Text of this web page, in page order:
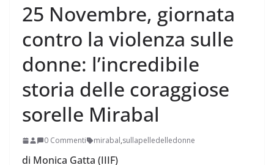
25 Novembre, giornata
contro la violenza sulle
donne: l’incredibile
storia delle coraggiose
sorelle Mirabal
0 Commenti mirabal,sullapelledelledonne
di Monica Gatta (IIIF)